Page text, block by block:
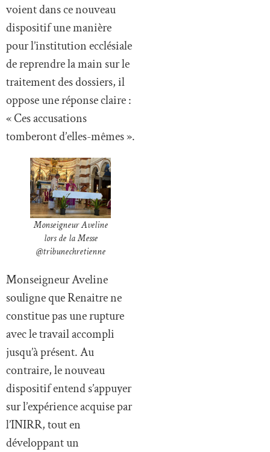
voient dans ce nouveau
dispositif une manière
pour l’institution ecclésiale
de reprendre la main sur le
traitement des dossiers, il
oppose une réponse claire :
« Ces accusations
tomberont d’elles-mêmes ».
Monseigneur Aveline
lors de la Messe
@tribunechretienne
Monseigneur Aveline
souligne que Renaitre ne
constitue pas une rupture
avec le travail accompli
jusqu’à présent. Au
contraire, le nouveau
dispositif entend s’appuyer
sur l’expérience acquise par
l’INIRR, tout en
développant un